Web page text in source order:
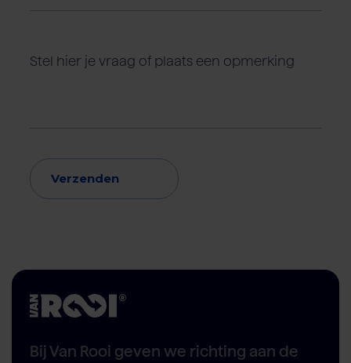
Verzenden
Bij Van Rooi geven we richting aan de